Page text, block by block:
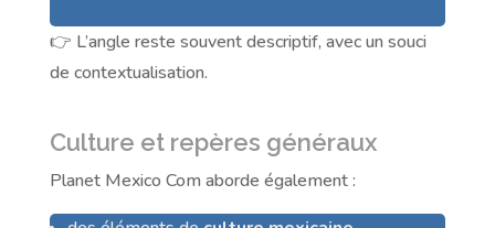
👉 L’angle reste souvent descriptif, avec un souci
de contextualisation.
Culture et repères généraux
Planet Mexico Com aborde également :